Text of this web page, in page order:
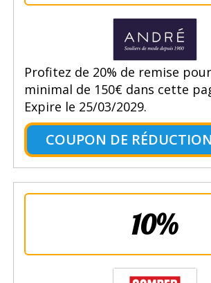
Profitez de 20% de remise
minimal de 150€ dans cette
Expire le 25/03/2029.
COUPON DE
10%